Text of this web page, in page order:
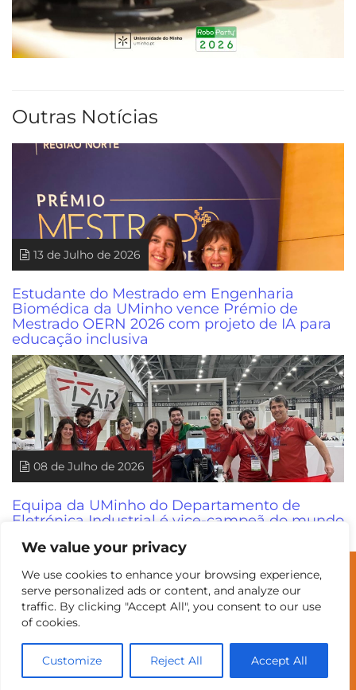
We value your privacy
We use cookies to enhance your browsing experience,
serve personalized ads or content, and analyze our
traffic. By clicking "Accept All", you consent to our use
of cookies.
Customize Reject All Accept All
Outras Notícias
13 de Julho de 2026
Estudante do Mestrado em Engenharia
Biomédica da UMinho vence Prémio de
Mestrado OERN 2026 com projeto de IA para
educação inclusiva
08 de Julho de 2026
Equipa da UMinho do Departamento de
Eletrónica Industrial é vice-campeã do mundo
© Universidade do Minho
Contatos Intranet GDMI UMinho
EEUM
Reservas no Labotório
English